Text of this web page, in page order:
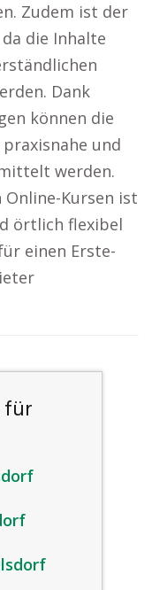
Zudem ist der
die Inhalte
Dank
können die
und
werden.
Kursen ist
örtlich flexibel
einen Erste-